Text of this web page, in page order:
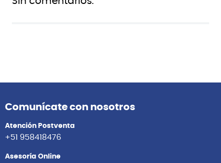
Comunícate con nosotros
Atención Postventa
+51 958418476
Asesoría Online